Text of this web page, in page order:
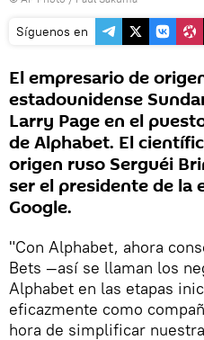
Síguenos en
El empresario de
estadounidense
Larry Page en el
de Alphabet. El
origen ruso Serguéi
ser el presidente de la
Google.
"Con Alphabet, ahora
Bets —así se llaman los
Alphabet en las etapas
eficazmente como
hora de simplificar